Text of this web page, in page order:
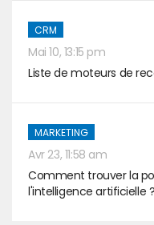
CRM
Mai 10, 13:15 pm
Liste de moteurs de
MARKETING
Avr 23, 11:58 am
Comment trouver la
l'intelligence artificielle ?